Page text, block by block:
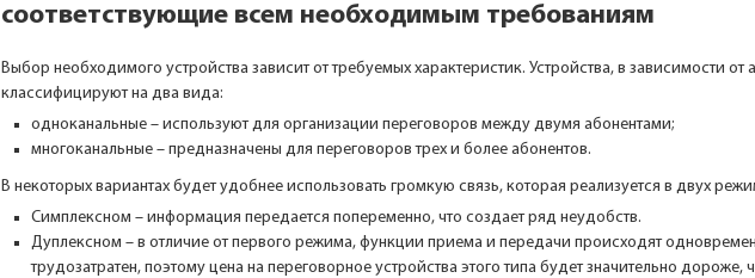
соответствующие всем необходимым требованиям
Выбор необходимого устройства зависит от требуемых характеристик. Устройства, в зависимости от
классифицируют на два вида:
одноканальные – используют для организации переговоров между двумя абонентами;
многоканальные – предназначены для переговоров трех и более абонентов.
В некоторых вариантах будет удобнее использовать громкую связь, которая реализуется в двух
Симплексном – информация передается попеременно, что создает ряд неудобств.
Дуплексном – в отличие от первого режима, функции приема и передачи происходят
трудозатратен, поэтому цена на переговорное устройства этого типа будет значительно дороже,